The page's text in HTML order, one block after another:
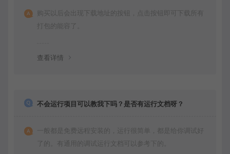
购买以后会出现下载地址的按钮，点击按钮即可下载所有
打包的能容了。
查看详情
不会运行项目可以教我下吗？是否有运行文档呀？
一般都是免费远程安装的，运行很简单，都是给你调试好
了的。有通用的调试运行文档可以参考下的。